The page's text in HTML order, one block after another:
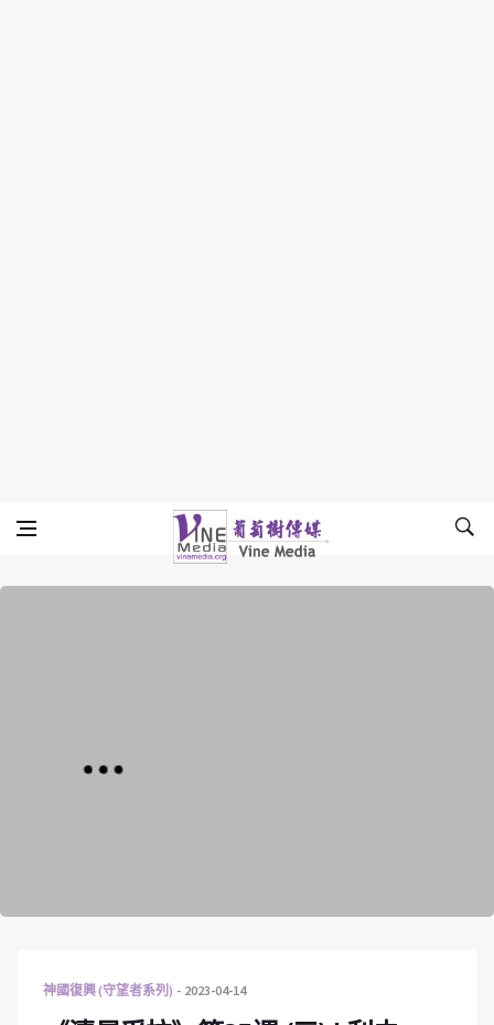
Vine Media
葡萄樹傳媒
神國復興 (守望者系列) 2023-04-14